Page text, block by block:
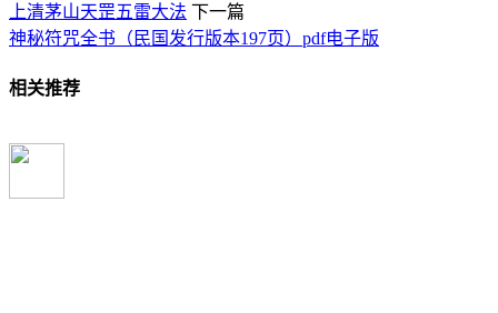
上清茅山天罡五雷大法 下一篇
神秘符咒全书（民国发行版本197页）pdf电子版
相关推荐